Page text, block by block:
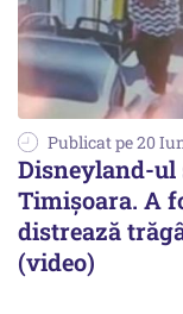
Publicat pe 20
Disneyland-
Timişoara. A
distrează
(video)